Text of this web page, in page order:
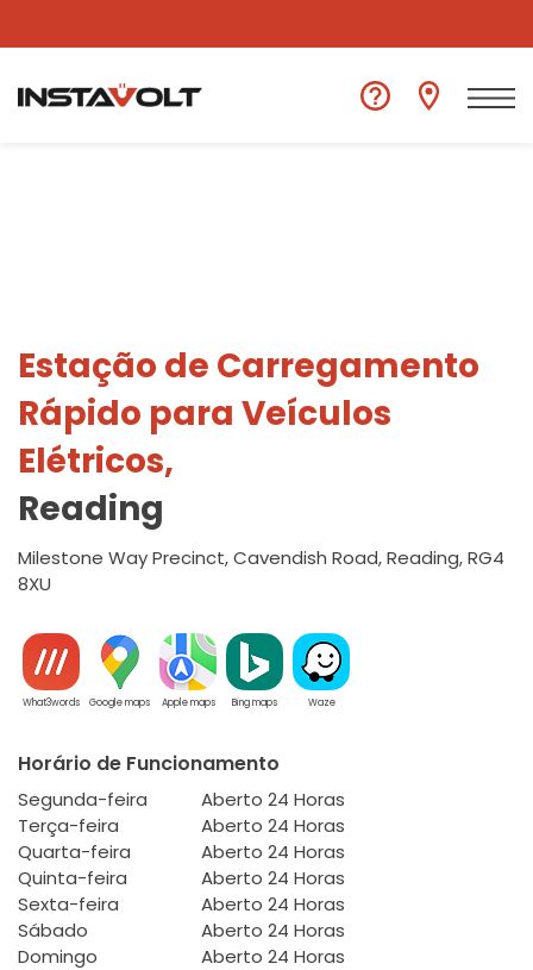
Ver outra localização
Estação de Carregamento
Rápido para Veículos
Elétricos,
Reading
Milestone Way Precinct, Cavendish Road, Reading, RG4
8XU
What3words Google maps Apple maps Bing maps Waze
Horário de Funcionamento
Segunda-feira
Aberto 24 Horas
Terça-feira
Aberto 24 Horas
Quarta-feira
Aberto 24 Horas
Quinta-feira
Aberto 24 Horas
Sexta-feira
Aberto 24 Horas
Sábado
Aberto 24 Horas
Domingo
Aberto 24 Horas